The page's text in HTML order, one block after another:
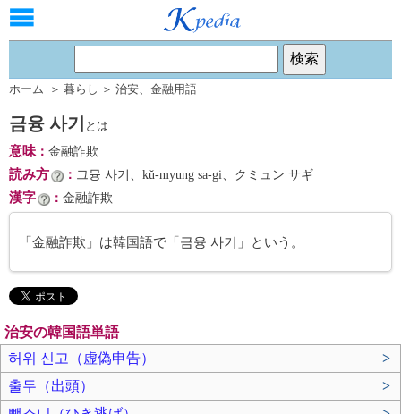
ホーム ＞ 暮らし ＞ 治安、 金融用語
금융 사기 とは
意味： 金融詐欺
読み方 ： 그뮹 사기、kŭ-myung sa-gi、クミュン サギ
漢字 ： 金融詐欺
「金融詐欺」は韓国語で「금융 사기」という。
治安の韓国語単語
허위 신고（虚偽申告）
>
출두（出頭）
>